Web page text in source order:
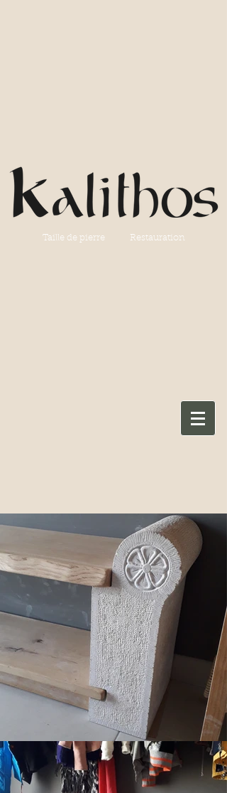
Taille de pierre Restauration